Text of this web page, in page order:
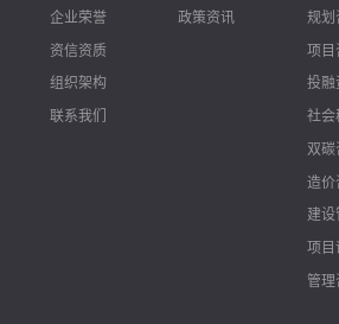
企业荣誉
资信资质
组织架构
联系我们
政策资讯 规划
项目
投融
社会
双碳
造价
建设
项目
管理